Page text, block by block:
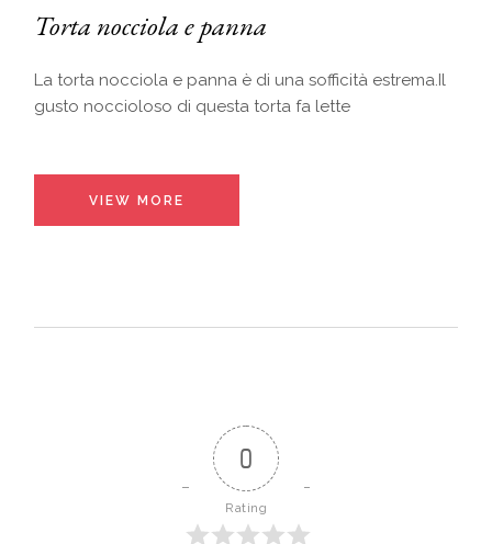
Torta nocciola e panna
La torta nocciola e panna è di una sofficità estrema.Il
gusto noccioloso di questa torta fa lette
VIEW MORE
0
Rating